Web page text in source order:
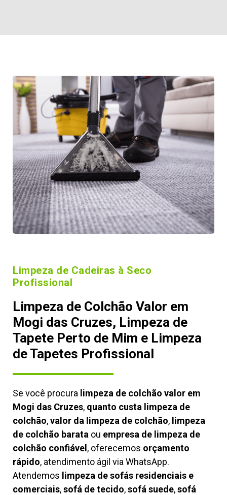
Limpeza de Cadeiras à Seco
Profissional
Limpeza de Colchão Valor em
Mogi das Cruzes, Limpeza de
Tapete Perto de Mim e Limpeza
de Tapetes Profissional
Se você procura limpeza de colchão valor em
Mogi das Cruzes, quanto custa limpeza de
colchão,valor da limpeza de colchão, limpeza
de colchão barata ou empresa de limpeza de
colchão confiável, oferecemos orçamento
rápido, atendimento ágil via WhatsApp.
Atendemos limpeza desofás residenciais e
comerciais,sofá de tecido,sofá suede,sofá